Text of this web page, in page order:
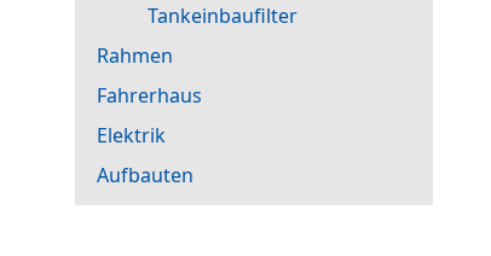
Tankeinbaufilter
Rahmen
Fahrerhaus
Elektrik
Aufbauten